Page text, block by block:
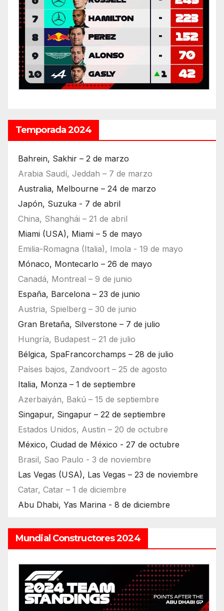
Temporada 2024
Bahrein, Sakhir – 2 de marzo
Arabia Saudí, Jeddah – 7 de marzo
Australia, Melbourne – 24 de marzo
Japón, Suzuka - 7 de abril
China, Shanghái – 21 de abril
Miami (USA), Miami – 5 de mayo
Emilia-Romagna (Italia), Imola - 19 de mayo
Mónaco, Montecarlo – 26 de mayo
Canadá, Montreal – 9 de junio
España, Barcelona – 23 de junio
Austria, Spielberg – 30 de junio
Gran Bretaña, Silverstone – 7 de julio
Hungría, Budapest – 21 de julio
Bélgica, SpaFrancorchamps – 28 de julio
Países bajos, Zandvoort – 25 de agosto
Italia, Monza – 1 de septiembre
Azerbaiyán, Bakú – 15 de septiembre
Singapur, Singapur – 22 de septiembre
Estados Unidos, Austin – 20 de octubre
México, Ciudad de México - 27 de octubre
Brasil, Sao Paulo - 3 de noviembre
Las Vegas (USA), Las Vegas – 23 de noviembre
Catar, Catar – 1 de diciembre
Abu Dhabi, Yas Marina - 8 de diciembre
Mundial Constructores 2024